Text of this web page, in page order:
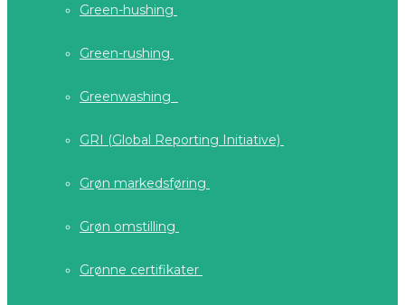
Green-hushing
Green-rushing
Greenwashing
GRI (Global Reporting Initiative)
Grøn markedsføring
Grøn omstilling
Grønne certifikater